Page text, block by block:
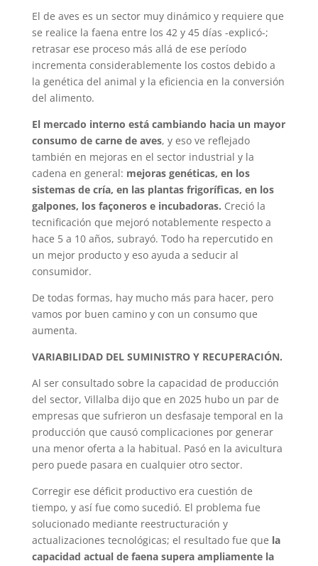
El de aves es un sector muy dinámico y requiere que
se realice la faena entre los 42 y 45 días -explicó-;
retrasar ese proceso más allá de ese período
incrementa considerablemente los costos debido a
la genética del animal y la eficiencia en la conversión
del alimento.
El mercado interno está cambiando hacia un mayor
consumo de carne de aves, y eso ve reflejado
también en mejoras en el sector industrial y la
cadena en general: mejoras genéticas, en los
sistemas de cría, en las plantas frigoríficas, en los
galpones, los façoneros e incubadoras. Creció la
tecnificación que mejoró notablemente respecto a
hace 5 a 10 años, subrayó. Todo ha repercutido en
un mejor producto y eso ayuda a seducir al
consumidor.
De todas formas, hay mucho más para hacer, pero
vamos por buen camino y con un consumo que
aumenta.
VARIABILIDAD DEL SUMINISTRO Y RECUPERACIÓN.
Al ser consultado sobre la capacidad de producción
del sector, Villalba dijo que en 2025 hubo un par de
empresas que sufrieron un desfasaje temporal en la
producción que causó complicaciones por generar
una menor oferta a la habitual. Pasó en la avicultura
pero puede pasara en cualquier otro sector.
Corregir ese déficit productivo era cuestión de
tiempo, y así fue como sucedió. El problema fue
solucionado mediante reestructuración y
actualizaciones tecnológicas; el resultado fue que la
capacidad actual de faena supera ampliamente la